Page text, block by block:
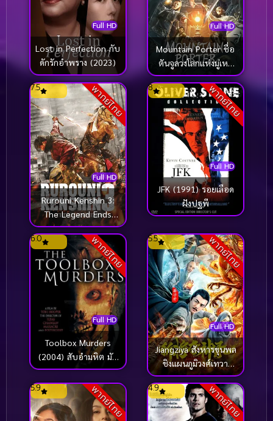
Full HD
Lost in Perfection กับ
ดักรักอำพราง (2023)
Full HD
Mountain Porter ชื่อ
ตันจูลวงโลกแห่งมู่เหย่
(2022)
พากย์ไทย
Full HD
7.5
Rurouni Kenshin 3:
The Legend Ends
(2014) รูโรนิ เคนชิน
คนจริง โคตรซามูไร
พากย์ไทย
Full HD
8
JFK (1991) รอยเลือด
ฝังปฐพี
พากย์ไทย
Full HD
6.0
Toolbox Murders
(2004) สับอำมหิต มัน
ไม่ใช่คน
พากย์ไทย
Full HD
5.5
Jiangziya สังหารขุนพล
ชิงแผนภูมิวงศ์เทวา
(2025)
พากย์ไทย
5.9 พากย์ไทย
4.9